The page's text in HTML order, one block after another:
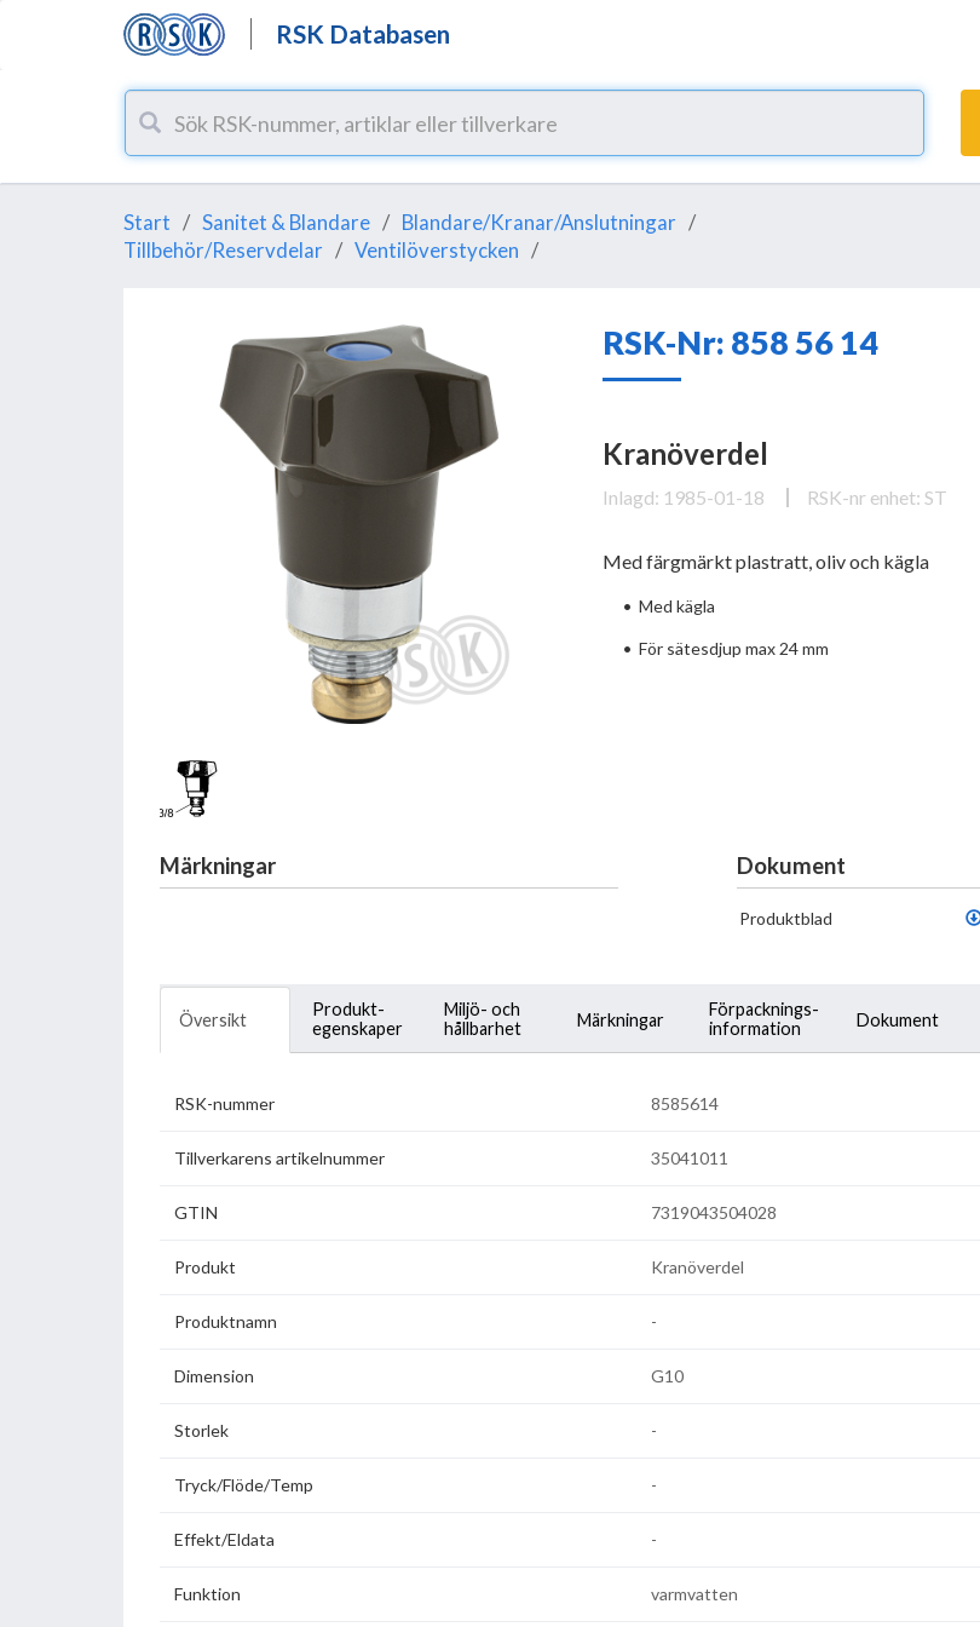
RSK Databasen
Start Sanitet & Blandare
Blandare/Kranar/Anslutningar
Tillbehör/Reservdelar
Ventilöverstycken
RSK-Nr: 858 56 14
Kranöverdel
Inlagd: 1985-01-18 RSK-nr enhet: ST
Med färgmärkt plastratt, oliv och kägla
• Med kägla
• För sätesdjup max 24 mm
Märkningar Dokument
Produktblad
Översikt
Produkt-
egenskaper
Miljö- och
hållbarhet
Märkningar
Förpacknings-
information
Dokument
RSK-nummer 8585614
Tillverkarens artikelnummer 35041011
GTIN 7319043504028
Produkt Kranöverdel
Produktnamn -
Dimension G10
Storlek -
Tryck/Flöde/Temp -
Effekt/Eldata -
Funktion varmvatten